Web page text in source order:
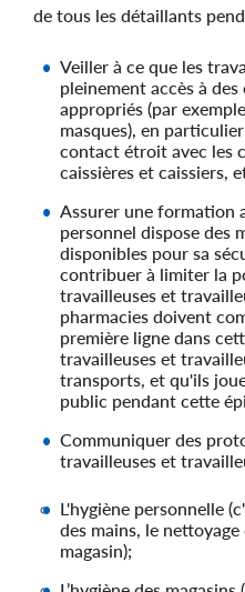
de tous les détaillants
Veiller à ce que les
pleinement accès à
appropriés (par
masques), en
contact étroit avec les
caissières et caissiers,
Assurer une formation
personnel dispose des
disponibles pour sa
contribuer à limiter la
travailleuses et
pharmacies doivent
première ligne dans
travailleuses et
transports, et qu'ils
public pendant cette
Communiquer des
travailleuses et
L'hygiène personnelle
des mains, le
magasin);